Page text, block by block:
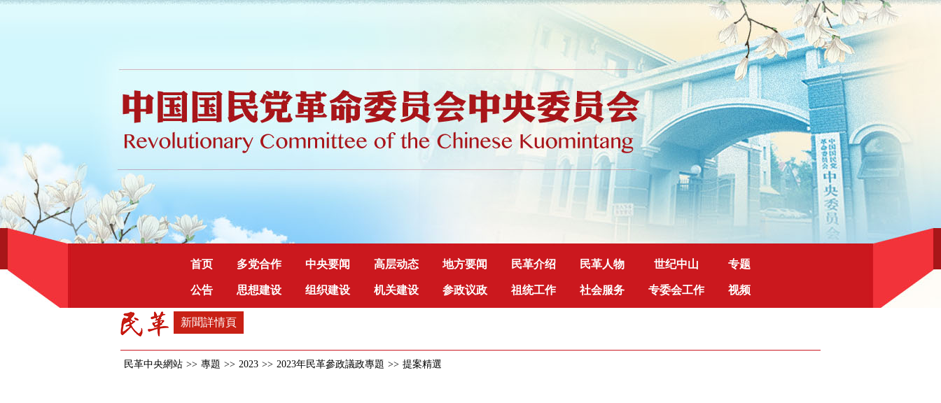
首页 多党合作 中央要闻 高层动态 地方要闻 民革介绍 民革人物 世纪中山 专题
公告 思想建设 组织建设 机关建设 参政议政 祖统工作 社会服务 专委会工作 视频
新聞詳情頁
民革中央網站 >> 專題 >> 2023 >> 2023年民革參政議政專題 >> 提案精選